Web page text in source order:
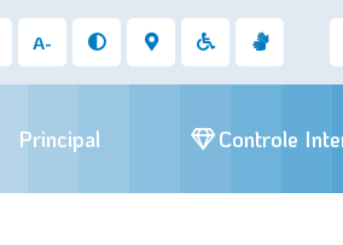
A-
Principal Controle